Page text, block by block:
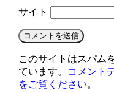
サイト
このサイトはスパム
ています。 コメント
をご覧ください。